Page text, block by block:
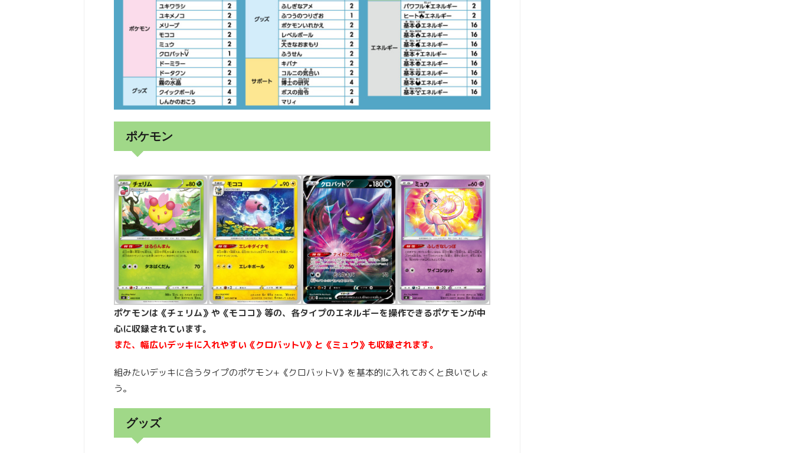
ポケモン
ポケモンは《チェリム》や《モココ》等の、各タイプのエネルギーを操作できるポケモンが中
心に収録されています。
また、幅広いデッキに入れやすい《クロバットV》と《ミュウ》も収録されます。
組みたいデッキに合うタイプのポケモン+《クロバットV》を基本的に入れておくと良いでしょ
う。
グッズ